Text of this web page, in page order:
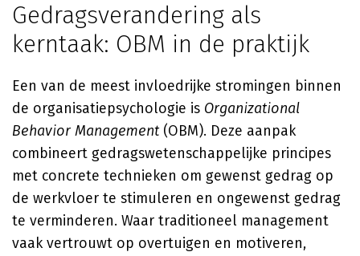
Gedragsverandering als
kerntaak: OBM in de praktijk
Een van de meest invloedrijke stromingen binnen
de organisatiepsychologie is Organizational
Behavior Management(OBM). Deze aanpak
combineert gedragswetenschappelijke principes
met concrete technieken om gewenst gedrag op
de werkvloer te stimuleren en ongewenst gedrag
te verminderen. Waar traditioneel management
vaak vertrouwt op overtuigen en motiveren,